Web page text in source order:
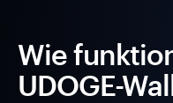
Wie
UDOGE-